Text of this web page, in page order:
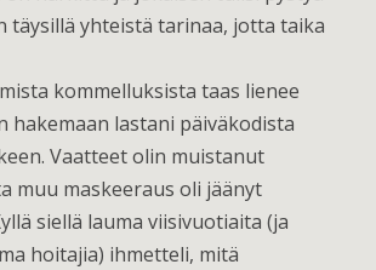
täysillä yhteistä tarinaa, jotta taika
kommelluksista taas lienee
hakemaan lastani päiväkodista
Vaatteet olin muistanut
muu maskeeraus oli jäänyt
siellä lauma viisivuotiaita (ja
hoitajia) ihmetteli, mitä